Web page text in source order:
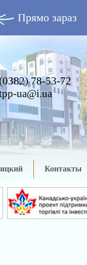
Прямо зараз
Контакты
78-53-72
ua@i.ua